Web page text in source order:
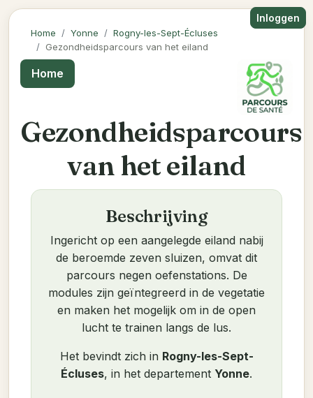
Inloggen
Home Yonne
Rogny-les-Sept-Écluses
Gezondheidsparcours van het eiland
Home
Gezondheidsparcours
van het eiland
Beschrijving
Ingericht op een aangelegde eiland nabij
de beroemde zeven sluizen, omvat dit
parcours negen oefenstations. De
modules zijn geïntegreerd in de vegetatie
en maken het mogelijk om in de open
lucht te trainen langs de lus.
Het bevindt zich in Rogny-les-Sept-
Écluses, in het departement Yonne.